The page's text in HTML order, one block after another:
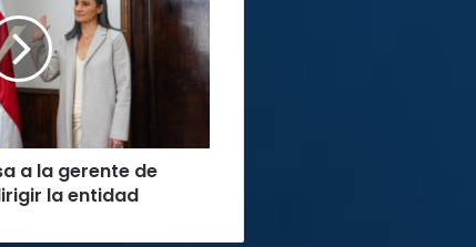
a la gerente de
la entidad